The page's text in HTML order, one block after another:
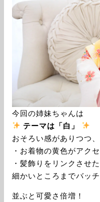
今回の姉妹ちゃんは
テーマは「白」
おそろい感がありつつ、
・お着物の黄色がアク
・髪飾りをリンクさせ
細かいところまでバッチ
並ぶと可愛さ倍増！